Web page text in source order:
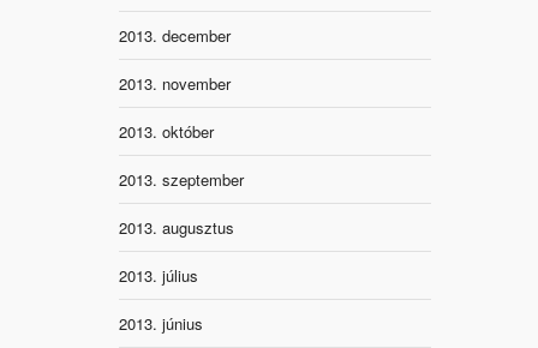
2013. december
2013. november
2013. október
2013. szeptember
2013. augusztus
2013. július
2013. június